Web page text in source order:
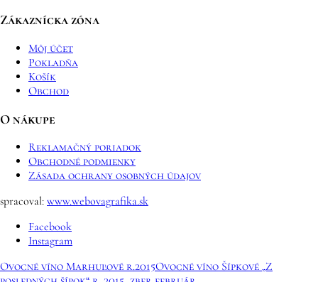
Zákaznícka zóna
Môj účet
Pokladňa
Košík
Obchod
O nákupe
Reklamačný poriadok
Obchodné podmienky
Zásada ochrany osobných údajov
spracoval: www.webovagrafika.sk
Facebook
Instagram
Ovocné víno Marhuľové r.2015Ovocné víno Šípkové „Z